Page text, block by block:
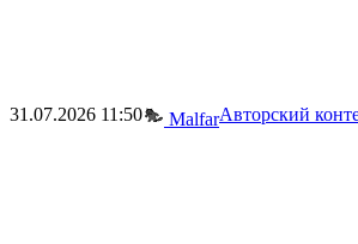
31.07.2026 11:50 MalfarАвторский